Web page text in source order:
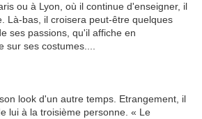
ou à Lyon, où il continue d'enseigner, il
Là-bas, il croisera peut-être quelques
ses passions, qu'il affiche en
sur ses costumes....
look d'un autre temps. Etrangement, il
lui à la troisième personne. « Le